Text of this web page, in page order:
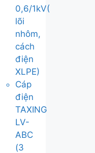
0,6/1kV(
lõi
nhôm,
cách
điện
XLPE)
Cáp
điện
TAXING
LV-
ABC
(3